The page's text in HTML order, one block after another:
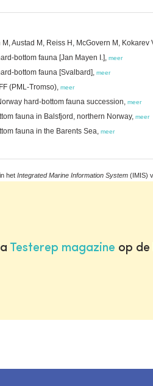
M, Austad M, Reiss H, McGovern M,
bottom fauna [Jan Mayen I.], meer
bottom fauna [Svalbard], meer
(PML-Tromso), meer
hard-bottom fauna succession, meer
fauna in Balsfjord, northern Norway, meer
fauna in the Barents Sea, meer
het Integrated Marine Information System (IMIS)
Testerep magazine op de